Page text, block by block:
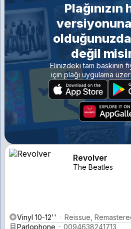
Plağınızın
değil
Elinizdeki tam baskının
için plağı uygulama
Revolver
The Beatles
Vinyl 10-12''
Reissue,
Parlophone
0094638241713